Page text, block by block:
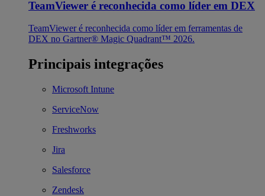
TeamViewer é reconhecida como líder em DEX
TeamViewer é reconhecida como líder em ferramentas de
DEX no Gartner® Magic Quadrant™ 2026.
Principais integrações
Microsoft Intune
ServiceNow
Freshworks
Jira
Salesforce
Zendesk